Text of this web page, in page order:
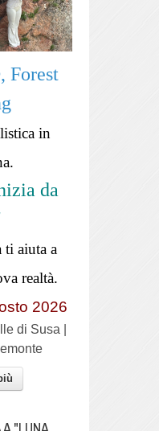
Forest
in
da
aiuta a
realtà.
2026
di Susa |